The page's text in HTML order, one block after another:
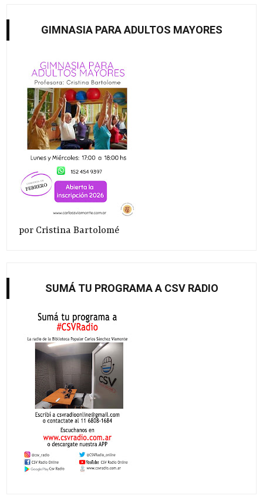
GIMNASIA PARA ADULTOS MAYORES
por Cristina Bartolomé
SUMÁ TU PROGRAMA A CSV RADIO